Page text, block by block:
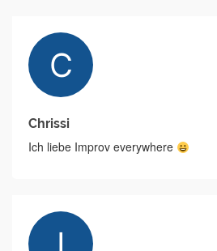
Chrissi
Ich liebe Improv everywhere